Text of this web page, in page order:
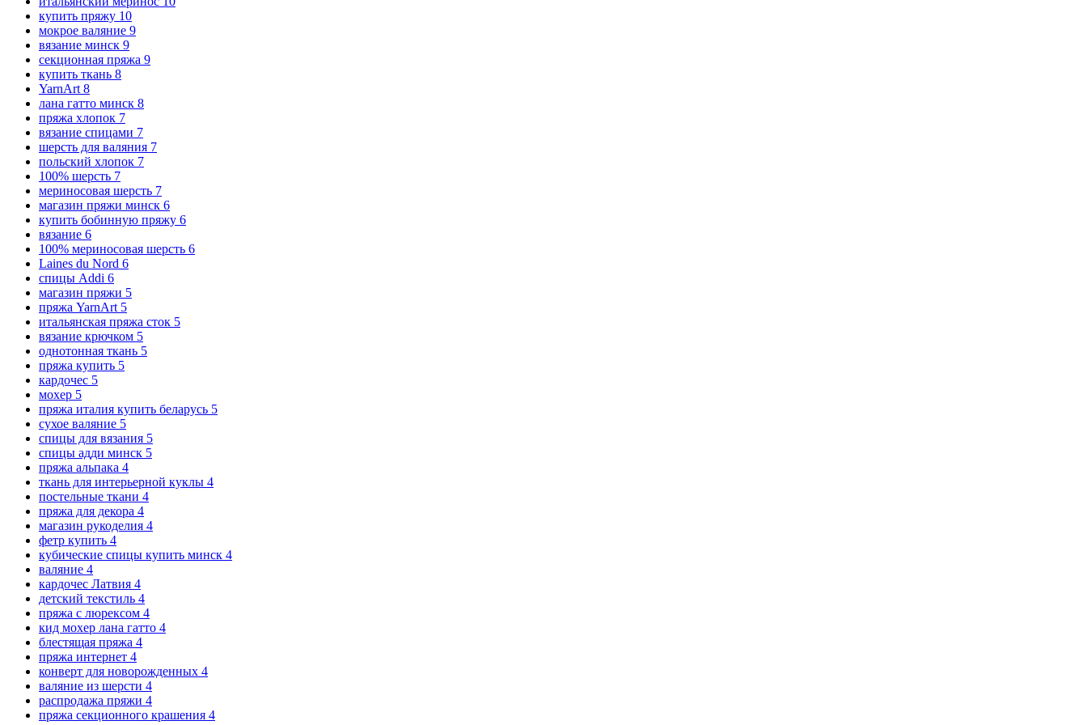
купить пряжу 10
мокрое валяние 9
вязание минск 9
секционная пряжа 9
купить ткань 8
YarnArt 8
лана гатто минск 8
пряжа хлопок 7
вязание спицами 7
шерсть для валяния 7
польский хлопок 7
100% шерсть 7
мериносовая шерсть 7
магазин пряжи минск 6
купить бобинную пряжу 6
вязание 6
100% мериносовая шерсть 6
Laines du Nord 6
спицы Addi 6
магазин пряжи 5
пряжа YarnArt 5
итальянская пряжа сток 5
вязание крючком 5
однотонная ткань 5
пряжа купить 5
кардочес 5
мохер 5
пряжа италия купить беларусь 5
сухое валяние 5
спицы для вязания 5
спицы адди минск 5
пряжа альпака 4
ткань для интерьерной куклы 4
постельные ткани 4
пряжа для декора 4
магазин рукоделия 4
фетр купить 4
кубические спицы купить минск 4
валяние 4
кардочес Латвия 4
детский текстиль 4
пряжа с люрексом 4
кид мохер лана гатто 4
блестящая пряжа 4
пряжа интернет 4
конверт для новорожденных 4
валяние из шерсти 4
распродажа пряжи 4
пряжа секционного крашения 4